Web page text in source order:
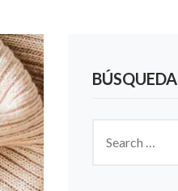
BÚSQUEDA